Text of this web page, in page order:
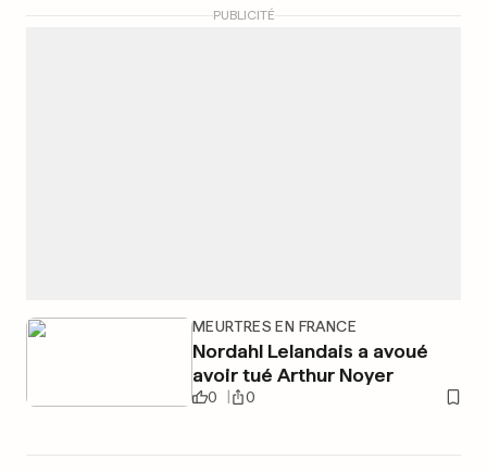
MEURTRES EN FRANCE
Nordahl Lelandais a avoué
avoir tué Arthur Noyer
0 0
PUBLICITÉ